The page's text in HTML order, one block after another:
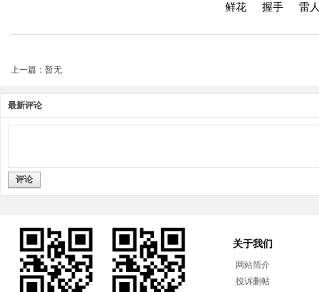
鲜花 握手 雷
上一篇：暂无
最新评论
评论
关于我们
网站简介
投诉删帖